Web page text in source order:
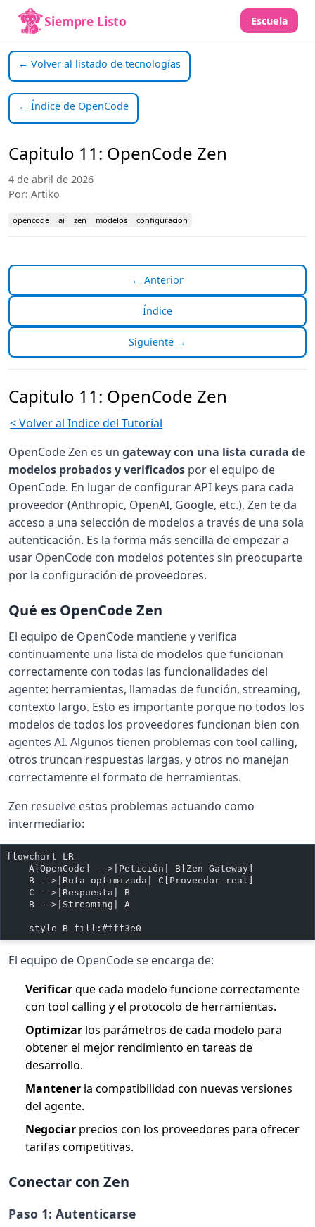
Siempre Listo Escuela
← Volver al listado de tecnologías
← Índice de OpenCode
Capitulo 11: OpenCode Zen
4 de abril de 2026
Por: Artiko
opencode ai zen modelos configuracion
← Anterior
Índice
Siguiente →
Capitulo 11: OpenCode Zen
< Volver al Indice del Tutorial
OpenCode Zen es un gateway con una lista curada de
modelos probados y verificados por el equipo de
OpenCode. En lugar de configurar API keys para cada
proveedor (Anthropic, OpenAI, Google, etc.), Zen te da
acceso a una selección de modelos a través de una sola
autenticación. Es la forma más sencilla de empezar a
usar OpenCode con modelos potentes sin preocuparte
por la configuración de proveedores.
Qué es OpenCode Zen
El equipo de OpenCode mantiene y verifica
continuamente una lista de modelos que funcionan
correctamente con todas las funcionalidades del
agente: herramientas, llamadas de función, streaming,
contexto largo. Esto es importante porque no todos los
modelos de todos los proveedores funcionan bien con
agentes AI. Algunos tienen problemas con tool calling,
otros truncan respuestas largas, y otros no manejan
correctamente el formato de herramientas.
Zen resuelve estos problemas actuando como
intermediario:
flowchart LR
    A[OpenCode] -->|Petición| B[Zen Gateway]
    B -->|Ruta optimizada| C[Proveedor real]
    C -->|Respuesta| B
    B -->|Streaming| A
    style B fill:#fff3e0
El equipo de OpenCode se encarga de:
Verificarque cada modelo funcione correctamente
con tool calling y el protocolo de herramientas.
Optimizar los parámetros de cada modelo para
obtener el mejor rendimiento en tareas de
desarrollo.
Mantener la compatibilidad con nuevas versiones
del agente.
Negociar precios con los proveedores para ofrecer
tarifas competitivas.
Conectar con Zen
Paso 1: Autenticarse